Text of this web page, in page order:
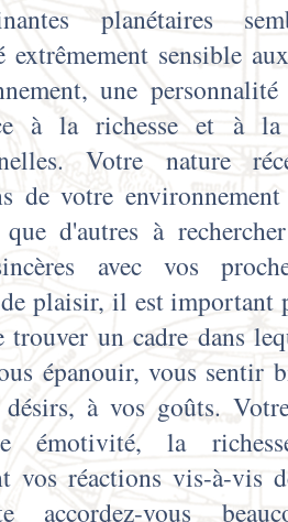
planétaires
extrêmement sensible
une
à la richesse et à la
Votre nature
de votre
d'autres à
avec vos
plaisir, il est important
trouver un cadre dans
épanouir, vous sentir
à vos goûts.
émotivité, la
vos réactions vis-à-vis
accordez-vous